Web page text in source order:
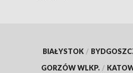
BIAŁYSTOK /
GORZÓW WLKP. /